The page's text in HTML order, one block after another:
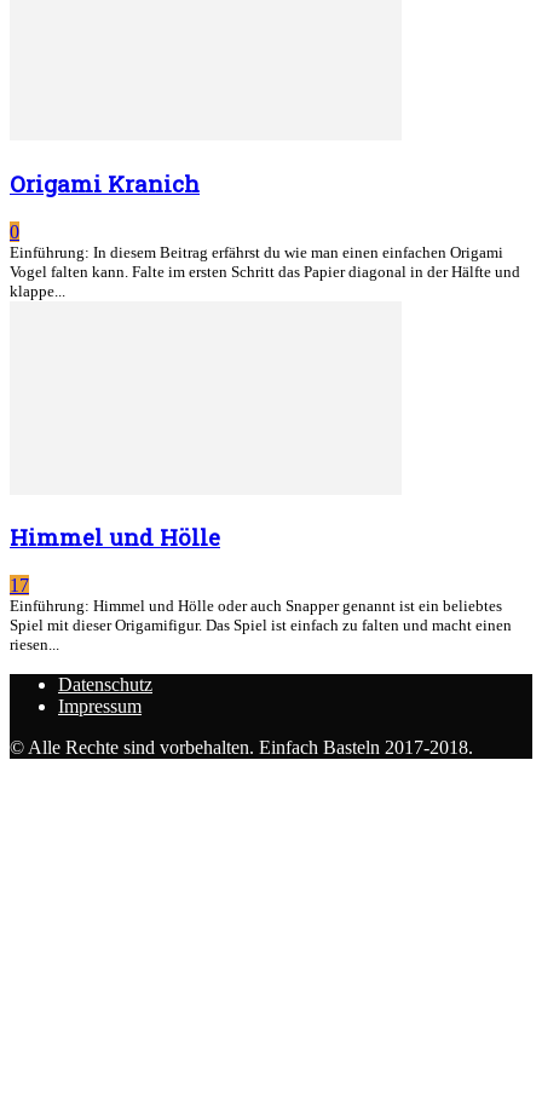
Origami Kranich
0
Einführung: In diesem Beitrag erfährst du wie man einen einfachen Origami
Vogel falten kann. Falte im ersten Schritt das Papier diagonal in der Hälfte und
klappe...
Himmel und Hölle
17
Einführung: Himmel und Hölle oder auch Snapper genannt ist ein beliebtes
Spiel mit dieser Origamifigur. Das Spiel ist einfach zu falten und macht einen
riesen...
Datenschutz
Impressum
© Alle Rechte sind vorbehalten. Einfach Basteln 2017-2018.